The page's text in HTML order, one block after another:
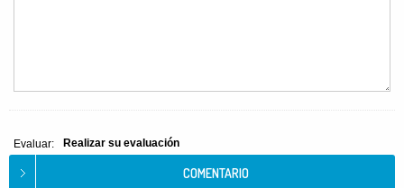
Evaluar: Realizar su evaluación